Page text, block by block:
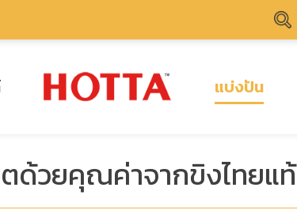
แบ่งปัน
ด้วยคุณค่าจากขิงไทยแท้